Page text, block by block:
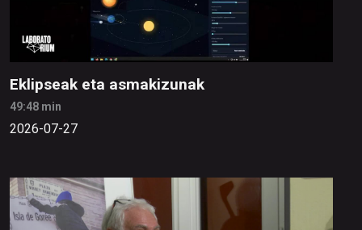
Eklipseak eta asmakizunak
49:48 min
2026-07-27